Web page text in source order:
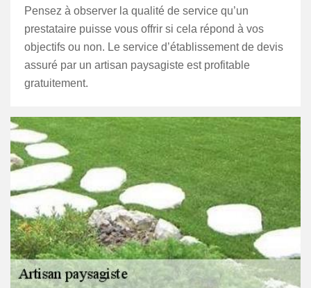
Pensez à observer la qualité de service qu’un
prestataire puisse vous offrir si cela répond à vos
objectifs ou non. Le service d’établissement de devis
assuré par un artisan paysagiste est profitable
gratuitement.